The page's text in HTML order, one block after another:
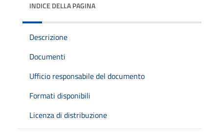
INDICE DELLA PAGINA
Descrizione
Documenti
Ufficio responsabile del documento
Formati disponibili
Licenza di distribuzione